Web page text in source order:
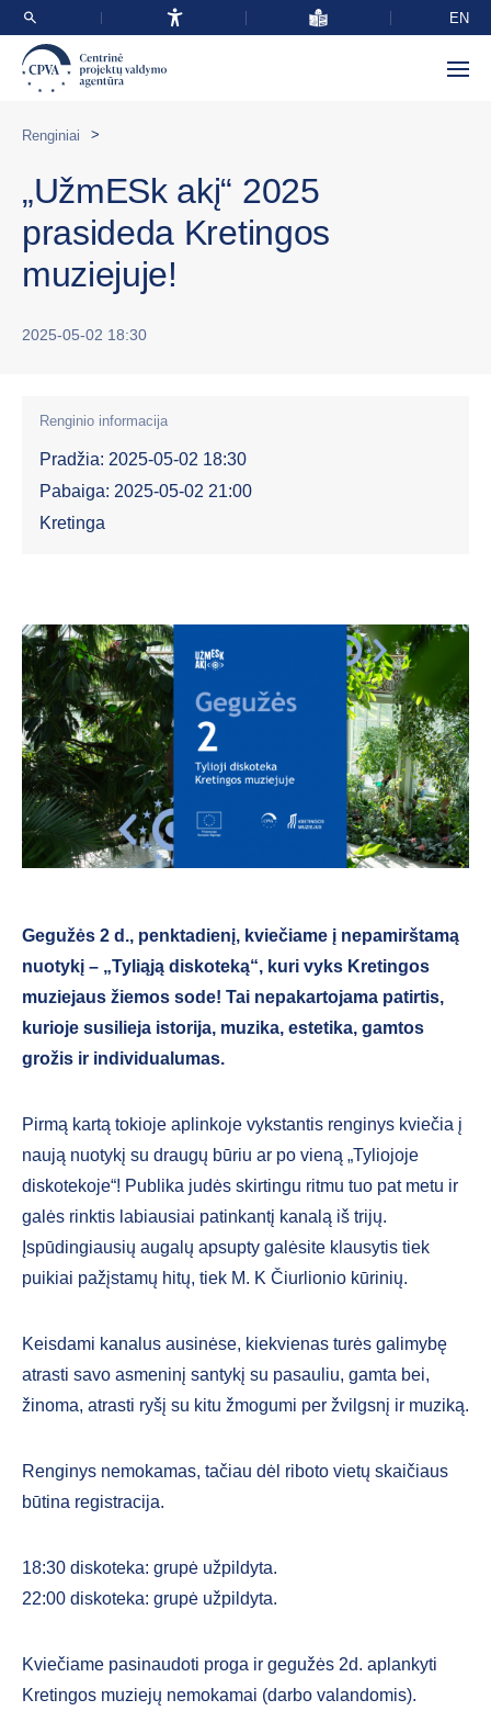
EN
Renginiai >
„UžmESk akį“ 2025
prasideda Kretingos
muziejuje!
2025-05-02 18:30
Renginio informacija
Pradžia: 2025-05-02 18:30
Pabaiga: 2025-05-02 21:00
Kretinga
Gegužės 2 d., penktadienį, kviečiame į nepamirštamą
nuotykį – „Tyliąją diskoteką“, kuri vyks Kretingos
muziejaus žiemos sode! Tai nepakartojama patirtis,
kurioje susilieja istorija, muzika, estetika, gamtos
grožis ir individualumas.
Pirmą kartą tokioje aplinkoje vykstantis renginys kviečia į
naują nuotykį su draugų būriu ar po vieną „Tyliojoje
diskotekoje“! Publika judės skirtingu ritmu tuo pat metu ir
galės rinktis labiausiai patinkantį kanalą iš trijų.
Įspūdingiausių augalų apsupty galėsite klausytis tiek
puikiai pažįstamų hitų, tiek M. K Čiurlionio kūrinių.
Keisdami kanalus ausinėse, kiekvienas turės galimybę
atrasti savo asmeninį santykį su pasauliu, gamta bei,
žinoma, atrasti ryšį su kitu žmogumi per žvilgsnį ir muziką.
Renginys nemokamas, tačiau dėl riboto vietų skaičiaus
būtina registracija.
18:30 diskoteka: grupė užpildyta.
22:00 diskoteka: grupė užpildyta.
Kviečiame pasinaudoti proga ir gegužės 2d. aplankyti
Kretingos muziejų nemokamai (darbo valandomis).